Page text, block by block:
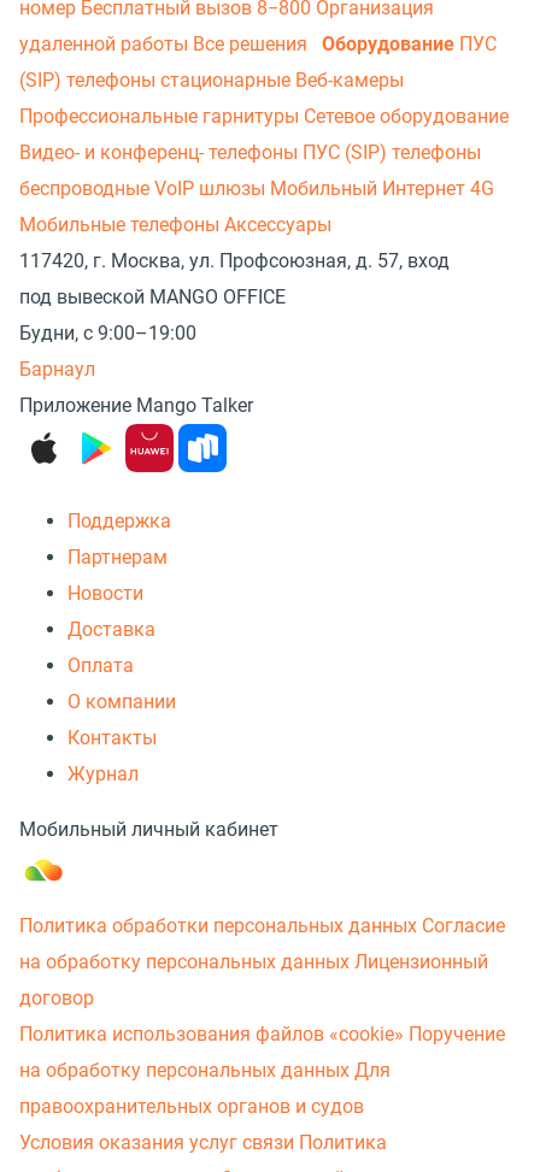
номер Бесплатный вызов 8−800 Организация
удаленной работы Все решения Оборудование ПУС
(SIP) телефоны стационарные Веб-камеры
Профессиональные гарнитуры Сетевое оборудование
Видео- и конференц- телефоны ПУС (SIP) телефоны
беспроводные VoIP шлюзы Мобильный Интернет 4G
Мобильные телефоны Аксессуары
117420, г. Москва, ул. Профсоюзная, д. 57, вход
под вывеской MANGO OFFICE
Будни, с 9:00–19:00
Барнаул
Приложение Mango Talker
Поддержка
Партнерам
Новости
Доставка
Оплата
О компании
Контакты
Журнал
Мобильный личный кабинет
Политика обработки персональных данных Согласие
на обработку персональных данных Лицензионный
договор
Политика использования файлов «cookie» Поручение
на обработку персональных данных Для
правоохранительных органов и судов
Условия оказания услуг связи Политика